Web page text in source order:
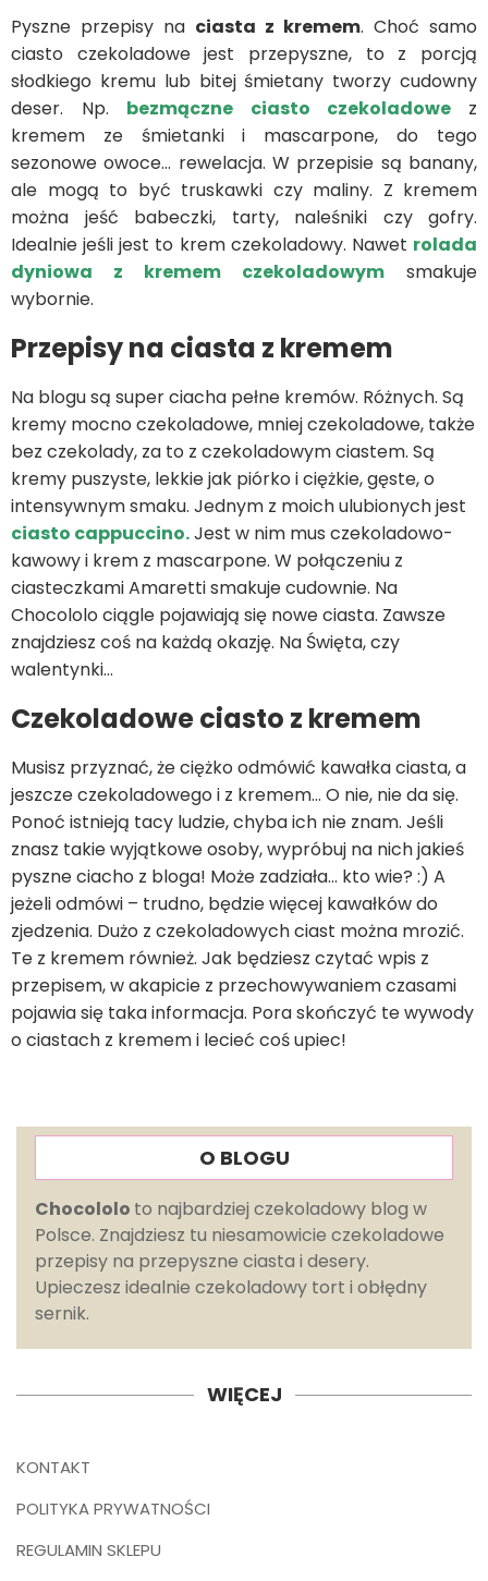
Pyszne przepisy na ciasta z kremem. Choć samo
ciasto czekoladowe jest przepyszne, to z porcją
słodkiego kremu lub bitej śmietany tworzy cudowny
deser. Np. bezmączne ciasto czekoladowe
z
kremem ze śmietanki i mascarpone, do tego
sezonowe owoce… rewelacja. W przepisie są banany,
ale mogą to być truskawki czy maliny. Z kremem
można jeść babeczki, tarty, naleśniki czy gofry.
Idealnie jeśli jest to krem czekoladowy. Nawet rolada
dyniowa z kremem czekoladowym smakuje
wybornie.
Przepisy na ciasta z kremem
Na blogu są super ciacha pełne kremów. Różnych. Są
kremy mocno czekoladowe, mniej czekoladowe, także
bez czekolady, za to z czekoladowym ciastem. Są
kremy puszyste, lekkie jak piórko i ciężkie, gęste, o
intensywnym smaku. Jednym z moich ulubionych jest
ciasto cappuccino.Jest w nim mus czekoladowo-
kawowy i krem z mascarpone. W połączeniu z
ciasteczkami Amaretti smakuje cudownie. Na
Chocololo ciągle pojawiają się nowe ciasta. Zawsze
znajdziesz coś na każdą okazję. Na Święta, czy
walentynki…
Czekoladowe ciasto z kremem
Musisz przyznać, że ciężko odmówić kawałka ciasta, a
jeszcze czekoladowego i z kremem… O nie, nie da się.
Ponoć istnieją tacy ludzie, chyba ich nie znam. Jeśli
znasz takie wyjątkowe osoby, wypróbuj na nich jakieś
pyszne ciacho z bloga! Może zadziała… kto wie? :) A
jeżeli odmówi – trudno, będzie więcej kawałków do
zjedzenia. Dużo z czekoladowych ciast można mrozić.
Te z kremem również. Jak będziesz czytać wpis z
przepisem, w akapicie z przechowywaniem czasami
pojawia się taka informacja. Pora skończyć te wywody
o ciastach z kremem i lecieć coś upiec!
O BLOGU
Chocololo to najbardziej czekoladowy blog w
Polsce. Znajdziesz tu niesamowicie czekoladowe
przepisy na przepyszne ciasta i desery.
Upieczesz idealnie czekoladowy tort i obłędny
sernik.
WIĘCEJ
KONTAKT
POLITYKA PRYWATNOŚCI
REGULAMIN SKLEPU